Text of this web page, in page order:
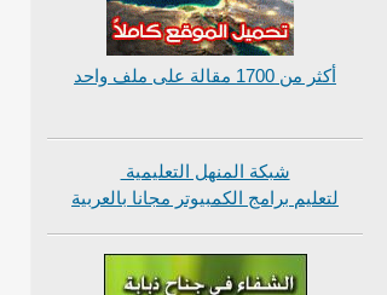
أكثر من 1700 مقالة على ملف واحد
شبكة المنهل التعليمية
لتعليم برامج الكمبيوتر مجانا بالعربية